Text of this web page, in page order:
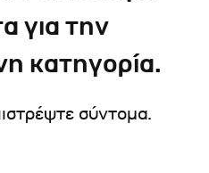
για την
κατηγορία.
σύντομα.